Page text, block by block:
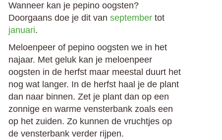
Wanneer kan je pepino oogsten?
Doorgaans doe je dit van september tot
januari.
Meloenpeer of pepino oogsten we in het
najaar. Met geluk kan je meloenpeer
oogsten in de herfst maar meestal duurt het
nog wat langer. In de herfst haal je de plant
dan naar binnen. Zet je plant dan op een
zonnige en warme vensterbank zoals een
op het zuiden. Zo kunnen de vruchtjes op
de vensterbank verder rijpen.